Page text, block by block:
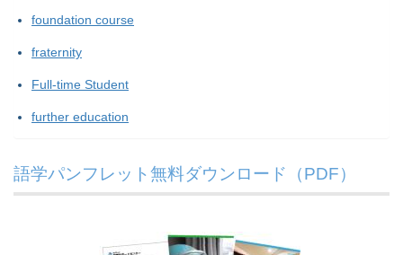
foundation course
fraternity
Full-time Student
further education
語学パンフレット無料ダウンロード（PDF）